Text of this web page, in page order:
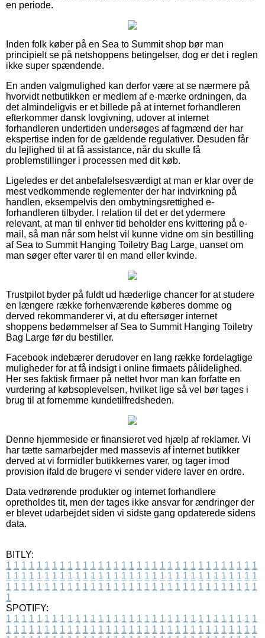
en periode.
Inden folk køber på en Sea to Summit shop bør man
principielt se på netshoppens betingelser, dog er det i reglen
ikke super spændende.
En anden valgmulighed kan derfor være at se nærmere på
hvorvidt netbutikken er medlem af e-mærke ordningen, da
det almindeligvis er et billede på at internet forhandleren
efterkommer dansk lovgivning, udover at internet
forhandleren undertiden undersøges af fagmænd der har
ekspertise inden for de gældende regulativer. Desuden får
du lejlighed til at få assistance, når du skulle få
problemstillinger i processen med dit køb.
Ligeledes er det anbefalelsesværdigt at man er klar over de
mest vedkommende reglementer der har indvirkning på
handlen, eksempelvis den ombytningsrettighed e-
forhandleren tilbyder. I relation til det er det ydermere
relevant, at man til enhver tid beholder ens kvittering på e-
mail, så man når som helst vil kunne vidne om sin bestilling
af Sea to Summit Hanging Toiletry Bag Large, uanset om
man søger efter varer til en mand eller kvinde.
Trustpilot byder på fuldt ud hæderlige chancer for at studere
en længere række forhenværende køberes domme og
derved rekommanderer vi, at du eftersøger internet
shoppens bedømmelser af Sea to Summit Hanging Toiletry
Bag Large før du bestiller.
Facebook indebærer derudover en lang række fordelagtige
muligheder for at få indsigt i online firmaets pålidelighed.
Her ses faktisk firmaer på nettet hvor man kan forfatte en
vurdering af købsoplevelsen, hvilket lige så vel bør tages i
brug til at fornemme kundetilfredsheden.
Denne hjemmeside er finansieret ved hjælp af reklamer. Vi
har tætte samarbejder med massevis af internet butikker
derved at vi formidler butikkernes varer, og tager imod
provision ifald de brugere vi sender videre laver en ordre.
Data vedrørende produkter og internet forhandlere
opretholdes tit, men der tages ikke ansvar for ændringer der
er blevet udarbejdet siden vi sidste gang opdaterede sidens
data.
BITLY:
1 1 1 1 1 1 1 1 1 1 1 1 1 1 1 1 1 1 1 1 1 1 1 1 1 1 1 1 1 1 1 1 1
1 1 1 1 1 1 1 1 1 1 1 1 1 1 1 1 1 1 1 1 1 1 1 1 1 1 1 1 1 1 1 1 1
1 1 1 1 1 1 1 1 1 1 1 1 1 1 1 1 1 1 1 1 1 1 1 1 1 1 1 1 1 1 1 1 1
1
SPOTIFY:
1 1 1 1 1 1 1 1 1 1 1 1 1 1 1 1 1 1 1 1 1 1 1 1 1 1 1 1 1 1 1 1 1
1 1 1 1 1 1 1 1 1 1 1 1 1 1 1 1 1 1 1 1 1 1 1 1 1 1 1 1 1 1 1 1 1